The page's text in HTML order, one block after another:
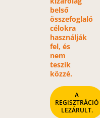
belső
összefoglaló
célokra
használják
fel, és
nem
teszik
közzé.
A
REGISZTRÁCIÓ
LEZÁRULT.